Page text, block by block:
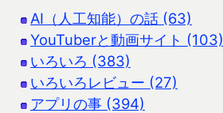
AI（人工知能）の話 (63)
YouTuberと動画サイト (103)
いろいろ (383)
いろいろレビュー (27)
アプリの事 (394)